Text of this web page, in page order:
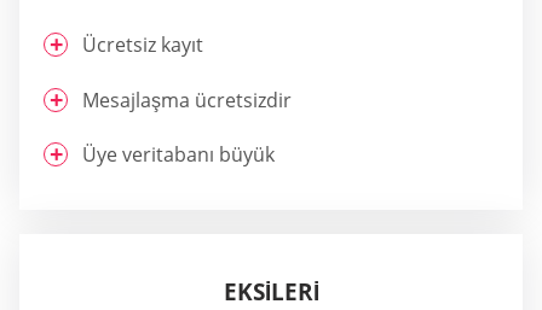
Ücretsiz kayıt
Mesajlaşma ücretsizdir
Üye veritabanı büyük
EKSİLERİ